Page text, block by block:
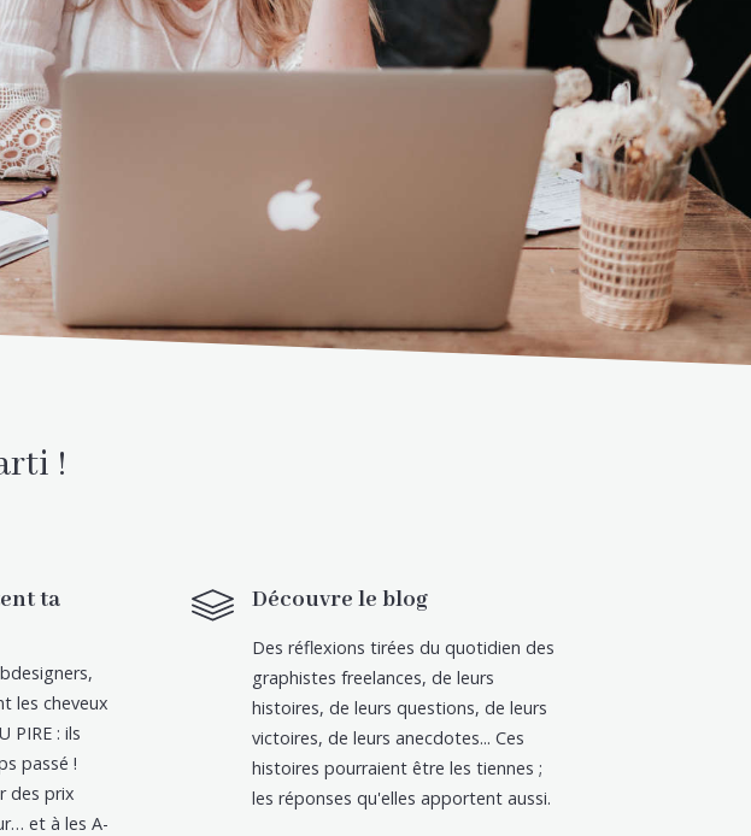
!
ta
les cheveux
PIRE : ils
passé !
des prix
et à les A-
Découvre le blog
Des réflexions tirées du quotidien des
graphistes freelances, de leurs
histoires, de leurs questions, de leurs
victoires, de leurs anecdotes... Ces
histoires pourraient être les tiennes ;
les réponses qu'elles apportent aussi.